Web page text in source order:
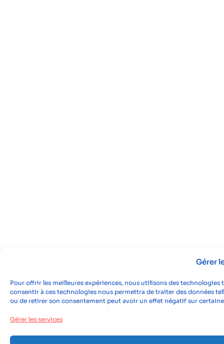
Gérer
Pour offrir les meilleures expériences, nous utilisons des
consentir à ces technologies nous permettra de traiter des données
ou de retirer son consentement peut avoir un effet négatif sur
Gérer les services